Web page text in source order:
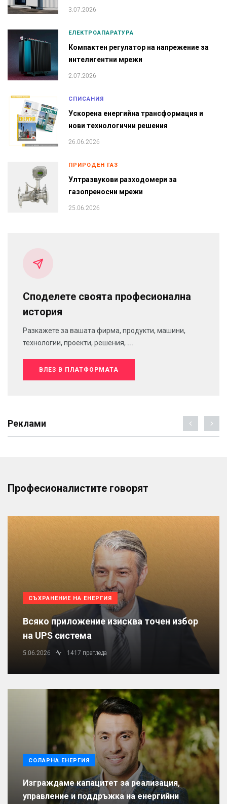
3.07.2026
ЕЛЕКТРОАПАРАТУРА
Компактен регулатор на напрежение за
интелигентни мрежи
2.07.2026
СПИСАНИЯ
Ускорена енергийна трансформация и
нови технологични решения
26.06.2026
ПРИРОДЕН ГАЗ
Ултразвукови разходомери за
газопреносни мрежи
25.06.2026
Споделете своята професионална
история
Разкажете за вашата фирма, продукти, машини,
технологии, проекти, решения, ...
ВЛЕЗ В ПЛАТФОРМАТА
Реклами
Професионалистите говорят
СЪХРАНЕНИЕ НА ЕНЕРГИЯ
Всяко приложение изисква точен избор
на UPS система
5.06.2026 1417 прегледа
СОЛАРНА ЕНЕРГИЯ
Изграждаме капацитет за реализация,
управление и поддръжка на енергийни